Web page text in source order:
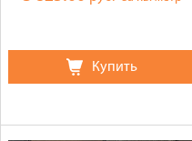
Купить